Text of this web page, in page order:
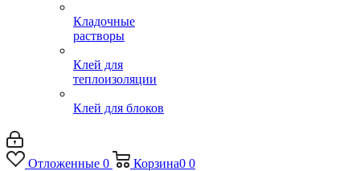
Кладочные
растворы
Клей для
теплоизоляции
Клей для блоков
Отложенные 0 Корзина0 0